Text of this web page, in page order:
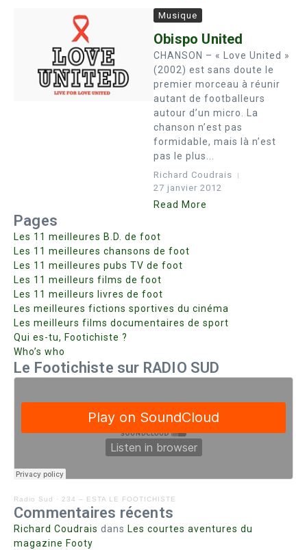
Musique
Obispo United
CHANSON – « Love United »
(2002) est sans doute le
premier morceau à réunir
autant de footballeurs
autour d’un micro. La
chanson n’est pas
formidable, mais là n’est
pas le plus...
Richard Coudrais
27 janvier 2012
Read More
Pages
Les 11 meilleures B.D. de foot
Les 11 meilleures chansons de foot
Les 11 meilleures pubs TV de foot
Les 11 meilleurs films de foot
Les 11 meilleurs livres de foot
Les meilleures fictions sportives du cinéma
Les meilleurs films documentaires de sport
Qui es-tu, Footichiste ?
Who’s who
Le Footichiste sur RADIO SUD
Radio Sud · 234 – ESTA LE FOOTICHISTE
Commentaires récents
Richard Coudrais dans Les courtes aventures du
magazine Footy